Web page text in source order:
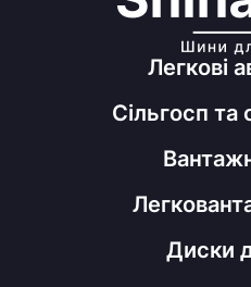
Легкові
Сільгосп та
Диски